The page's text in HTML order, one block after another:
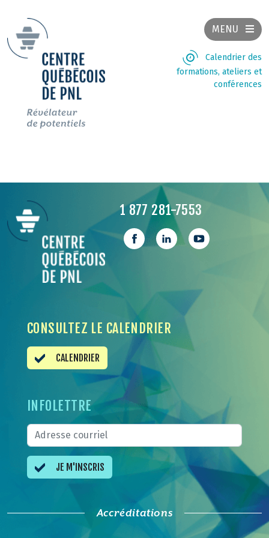
MENU
Calendrier des
formations, ateliers et
conférences
1 877 281-7553
CONSULTEZ LE CALENDRIER
CALENDRIER
INFOLETTRE
JE M'INSCRIS
Accréditations